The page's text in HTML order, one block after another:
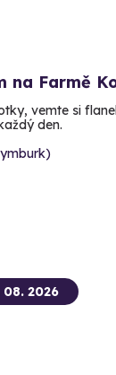
na Farmě
vemte si
den.
2026